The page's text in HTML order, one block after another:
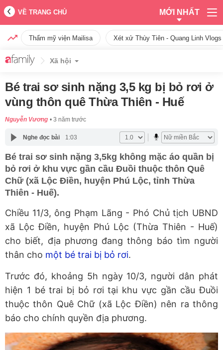
VỀ TRANG CHỦ MỚI NHẤT
Thẩm mỹ viện Mailisa Xét xử Thùy Tiên - Quang Linh
Xã hội
Bé trai sơ sinh nặng 3,5 kg bị bỏ rơi ở
vùng thôn quê Thừa Thiên - Huế
Nguyễn Vương 3 năm trước
Nghe đọc bài 1:03
Bé trai sơ sinh nặng 3,5kg không mặc áo quần bị
bỏ rơi ở khu vực gần cầu Đuồi thuộc thôn Quê
Chữ (xã Lộc Điền, huyện Phú Lộc, tỉnh Thừa
Thiên - Huế).
Chiều 11/3, ông Phạm Lãng - Phó Chủ tịch UBND
xã Lộc Điền, huyện Phú Lộc (Thừa Thiên - Huế)
cho biết, địa phương đang thông báo tìm người
thân cho một bé trai bị bỏ rơi.
Trước đó, khoảng 5h ngày 10/3, người dân phát
hiện 1 bé trai bị bỏ rơi tại khu vực gần cầu Đuồi
thuộc thôn Quê Chữ (xã Lộc Điền) nên ra thông
báo cho chính quyền địa phương.